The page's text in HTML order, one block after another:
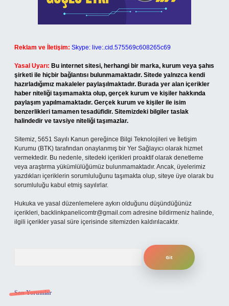
Reklam ve İletişim: Skype: live:.cid.575569c608265c69
Yasal Uyarı: Bu internet sitesi, herhangi bir marka, kurum veya şahıs
şirketi ile hiçbir bağlantısı bulunmamaktadır. Sitede yalnızca kendi
hazırladığımız makaleler paylaşılmaktadır. Burada yer alan içerikler
haber niteliği taşımamakta olup, gerçek kurum ve kişiler hakkında
paylaşım yapılmamaktadır. Gerçek kurum ve kişiler ile isim
benzerlikleri tamamen tesadüfidir. Sitemizdeki bilgiler taslak
halindedir ve tavsiye niteliği taşımazlar.
Sitemiz, 5651 Sayılı Kanun gereğince Bilgi Teknolojileri ve İletişim
Kurumu (BTK) tarafından onaylanmış bir Yer Sağlayıcı olarak hizmet
vermektedir. Bu nedenle, sitedeki içerikleri proaktif olarak denetleme
veya araştırma yükümlülüğümüz bulunmamaktadır. Ancak, üyelerimiz
yazdıkları içeriklerin sorumluluğunu taşımakta olup, siteye üye olarak bu
sorumluluğu kabul etmiş sayılırlar.
Hukuka ve yasal düzenlemelere aykırı olduğunu düşündüğünüz
içerikleri, backlinkpanelicomtr@gmail.com adresine bildirmeniz halinde,
ilgili içerikler yasal süre içerisinde sitemizden kaldırılacaktır.
Son Yorumlar